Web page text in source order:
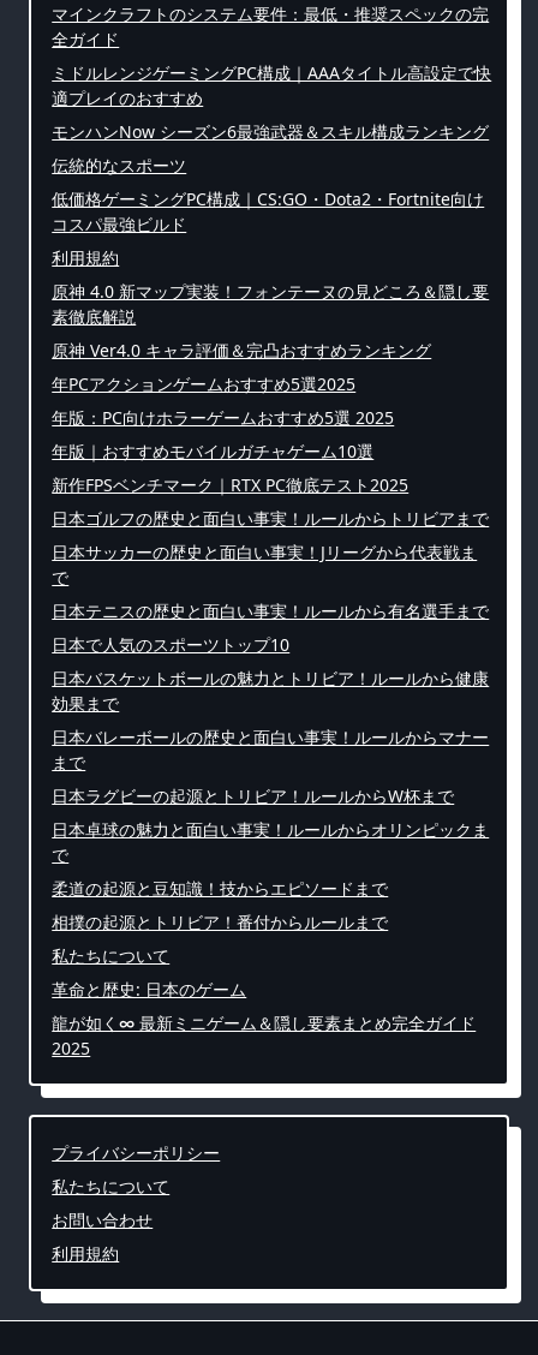
マインクラフトのシステム要件：最低・推奨スペックの完
全ガイド
ミドルレンジゲーミングPC構成｜AAAタイトル高設定で快
適プレイのおすすめ
モンハンNow シーズン6最強武器＆スキル構成ランキング
伝統的なスポーツ
低価格ゲーミングPC構成｜CS:GO・Dota2・Fortnite向け
コスパ最強ビルド
利用規約
原神 4.0 新マップ実装！フォンテーヌの見どころ＆隠し要
素徹底解説
原神 Ver4.0 キャラ評価＆完凸おすすめランキング
年PCアクションゲームおすすめ5選2025
年版：PC向けホラーゲームおすすめ5選 2025
年版｜おすすめモバイルガチャゲーム10選
新作FPSベンチマーク｜RTX PC徹底テスト2025
日本ゴルフの歴史と面白い事実！ルールからトリビアまで
日本サッカーの歴史と面白い事実！Jリーグから代表戦ま
で
日本テニスの歴史と面白い事実！ルールから有名選手まで
日本で人気のスポーツトップ10
日本バスケットボールの魅力とトリビア！ルールから健康
効果まで
日本バレーボールの歴史と面白い事実！ルールからマナー
まで
日本ラグビーの起源とトリビア！ルールからW杯まで
日本卓球の魅力と面白い事実！ルールからオリンピックま
で
柔道の起源と豆知識！技からエピソードまで
相撲の起源とトリビア！番付からルールまで
私たちについて
革命と歴史: 日本のゲーム
龍が如く∞ 最新ミニゲーム＆隠し要素まとめ完全ガイド
2025
プライバシーポリシー
私たちについて
お問い合わせ
利用規約